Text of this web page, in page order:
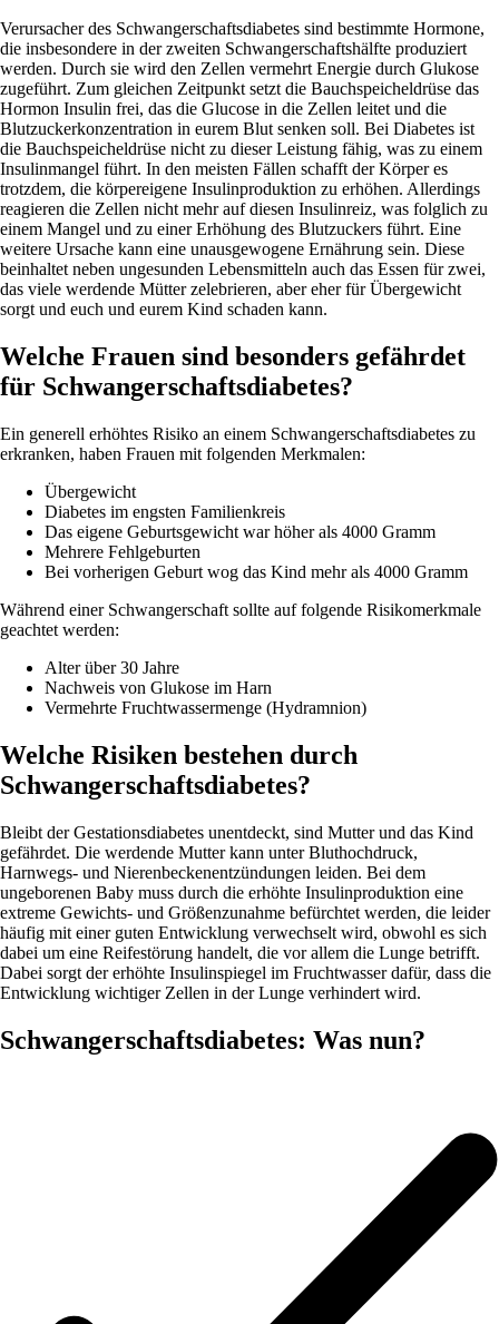
Verursacher des Schwangerschaftsdiabetes sind bestimmte Hormone,
die insbesondere in der zweiten Schwangerschaftshälfte produziert
werden. Durch sie wird den Zellen vermehrt Energie durch Glukose
zugeführt. Zum gleichen Zeitpunkt setzt die Bauchspeicheldrüse das
Hormon Insulin frei, das die Glucose in die Zellen leitet und die
Blutzuckerkonzentration in eurem Blut senken soll. Bei Diabetes ist
die Bauchspeicheldrüse nicht zu dieser Leistung fähig, was zu einem
Insulinmangel führt. In den meisten Fällen schafft der Körper es
trotzdem, die körpereigene Insulinproduktion zu erhöhen. Allerdings
reagieren die Zellen nicht mehr auf diesen Insulinreiz, was folglich zu
einem Mangel und zu einer Erhöhung des Blutzuckers führt. Eine
weitere Ursache kann eine unausgewogene Ernährung sein. Diese
beinhaltet neben ungesunden Lebensmitteln auch das Essen für zwei,
das viele werdende Mütter zelebrieren, aber eher für Übergewicht
sorgt und euch und eurem Kind schaden kann.
Welche Frauen sind besonders gefährdet
für Schwangerschaftsdiabetes?
Ein generell erhöhtes Risiko an einem Schwangerschaftsdiabetes zu
erkranken, haben Frauen mit folgenden Merkmalen:
Übergewicht
Diabetes im engsten Familienkreis
Das eigene Geburtsgewicht war höher als 4000 Gramm
Mehrere Fehlgeburten
Bei vorherigen Geburt wog das Kind mehr als 4000 Gramm
Während einer Schwangerschaft sollte auf folgende Risikomerkmale
geachtet werden:
Alter über 30 Jahre
Nachweis von Glukose im Harn
Vermehrte Fruchtwassermenge (Hydramnion)
Welche Risiken bestehen durch
Schwangerschaftsdiabetes?
Bleibt der Gestationsdiabetes unentdeckt, sind Mutter und das Kind
gefährdet. Die werdende Mutter kann unter Bluthochdruck,
Harnwegs- und Nierenbeckenentzündungen leiden. Bei dem
ungeborenen Baby muss durch die erhöhte Insulinproduktion eine
extreme Gewichts- und Größenzunahme befürchtet werden, die leider
häufig mit einer guten Entwicklung verwechselt wird, obwohl es sich
dabei um eine Reifestörung handelt, die vor allem die Lunge betrifft.
Dabei sorgt der erhöhte Insulinspiegel im Fruchtwasser dafür, dass die
Entwicklung wichtiger Zellen in der Lunge verhindert wird.
Schwangerschaftsdiabetes: Was nun?